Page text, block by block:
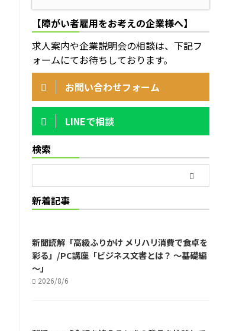
【障がい者雇用をお考えの企業様へ】
求人案内や企業説明会の相談は、下記フ
ォームにてお待ちしております。
お問い合わせフォーム
LINEで相談
検索
新着記事
新聞読解「高級ふりかけ メリハリ消費で食卓を
彩る」/PC講座「ビジネス文書とは？ ～基礎編
～」
2026/8/6